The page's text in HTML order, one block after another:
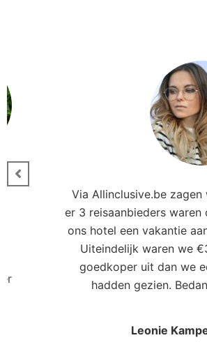
Via Allinclusive.be zagen
er 3 reisaanbieders waren
ons hotel een vakantie
Uiteindelijk waren we
goedkoper uit dan we
hadden gezien.
Leonie